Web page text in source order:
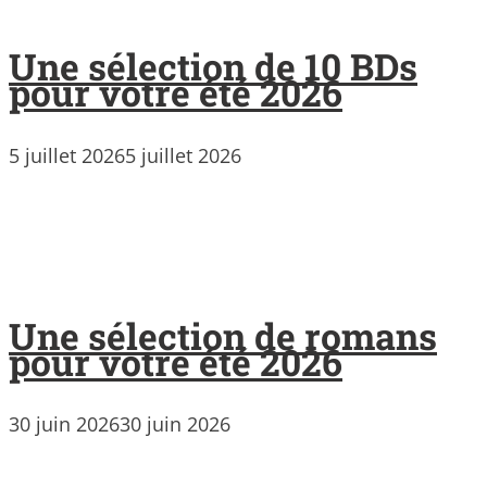
Une sélection de 10 BDs
pour votre été 2026
5 juillet 20265 juillet 2026
Une sélection de romans
pour votre été 2026
30 juin 202630 juin 2026